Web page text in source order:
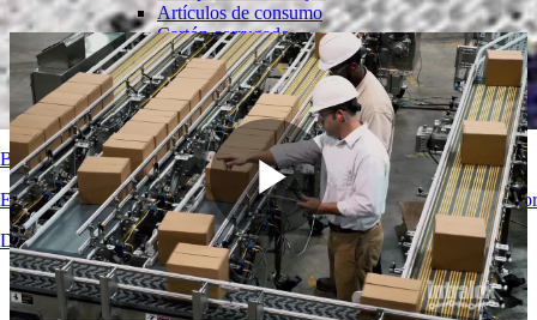
Buscador de bandas
Encuentre Información técnica detallada sobre nuestras bandas
Descripción general de los productos
Artículos de consumo
Cartón corrugado
Soluciones de bandas
Logística y manipulación de materiales
Comercio electrónico y distribución
Cartas y paquetes
Neumáticos y Automoción
Neumáticos
Transporte
Baterías de VE
Industrial
Visión general de las industrias
Play